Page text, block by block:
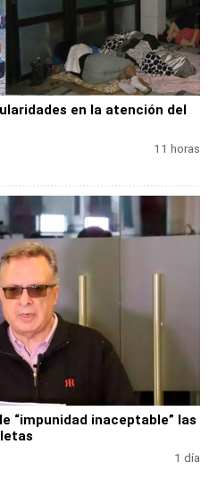
en la atención del
11 horas
“impunidad inaceptable” las
1 día